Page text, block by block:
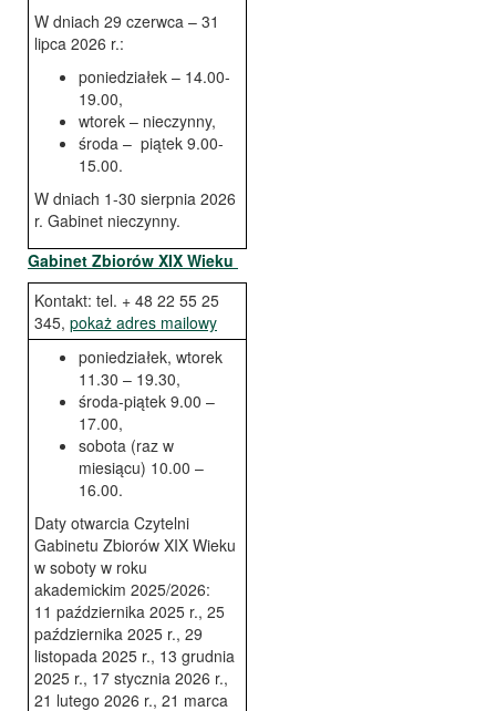
W dniach 29 czerwca – 31
lipca 2026 r.:
poniedziałek – 14.00-
19.00,
wtorek – nieczynny,
środa – piątek 9.00-
15.00.
W dniach 1-30 sierpnia 2026
r. Gabinet nieczynny.
Gabinet Zbiorów XIX Wieku
Kontakt: tel. + 48 22 55 25
345, pokaż adres mailowy
poniedziałek, wtorek
11.30 – 19.30,
środa-piątek 9.00 –
17.00,
sobota (raz w
miesiącu) 10.00 –
16.00.
Daty otwarcia Czytelni
Gabinetu Zbiorów XIX Wieku
w soboty w roku
akademickim 2025/2026:
11 października 2025 r., 25
października 2025 r., 29
listopada 2025 r., 13 grudnia
2025 r., 17 stycznia 2026 r.,
21 lutego 2026 r., 21 marca